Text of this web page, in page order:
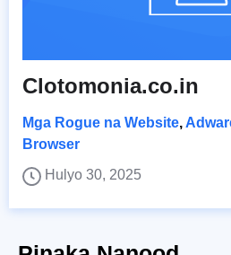
Clotomonia.co.in
Mga Rogue na Website,
Browser
Hulyo 30, 2025